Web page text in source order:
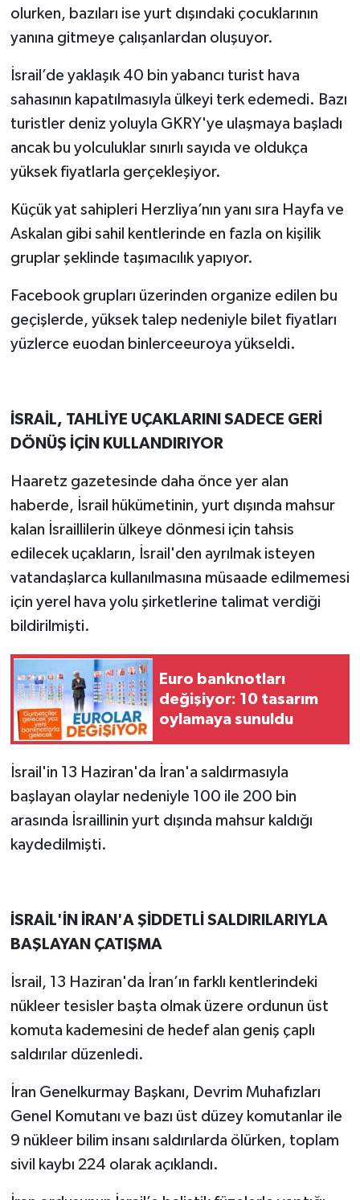
olurken, bazıları ise yurt dışındaki çocuklarının
yanına gitmeye çalışanlardan oluşuyor.
İsrail’de yaklaşık 40 bin yabancı turist hava
sahasının kapatılmasıyla ülkeyi terk edemedi. Bazı
turistler deniz yoluyla GKRY'ye ulaşmaya başladı
ancak bu yolculuklar sınırlı sayıda ve oldukça
yüksek fiyatlarla gerçekleşiyor.
Küçük yat sahipleri Herzliya’nın yanı sıra Hayfa ve
Askalan gibi sahil kentlerinde en fazla on kişilik
gruplar şeklinde taşımacılık yapıyor.
Facebook grupları üzerinden organize edilen bu
geçişlerde, yüksek talep nedeniyle bilet fiyatları
yüzlerce euodan binlerceeuroya yükseldi.
İSRAİL, TAHLİYE UÇAKLARINI SADECE GERİ
DÖNÜŞ İÇİN KULLANDIRIYOR
Haaretz gazetesinde daha önce yer alan
haberde, İsrail hükümetinin, yurt dışında mahsur
kalan İsraillilerin ülkeye dönmesi için tahsis
edilecek uçakların, İsrail'den ayrılmak isteyen
vatandaşlarca kullanılmasına müsaade edilmemesi
için yerel hava yolu şirketlerine talimat verdiği
bildirilmişti.
Euro banknotları
değişiyor: 10 tasarım
oylamaya sunuldu
İsrail'in 13 Haziran'da İran'a saldırmasıyla
başlayan olaylar nedeniyle 100 ile 200 bin
arasında İsraillinin yurt dışında mahsur kaldığı
kaydedilmişti.
İSRAİL'İN İRAN'A ŞİDDETLİ SALDIRILARIYLA
BAŞLAYAN ÇATIŞMA
İsrail, 13 Haziran'da İran’ın farklı kentlerindeki
nükleer tesisler başta olmak üzere ordunun üst
komuta kademesini de hedef alan geniş çaplı
saldırılar düzenledi.
İran Genelkurmay Başkanı, Devrim Muhafızları
Genel Komutanı ve bazı üst düzey komutanlar ile
9 nükleer bilim insanı saldırılarda ölürken, toplam
sivil kaybı 224 olarak açıklandı.